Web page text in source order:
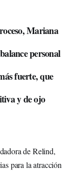
Mariana
personal
fuerte, que
y de ojo
de Relind,
para la atracción